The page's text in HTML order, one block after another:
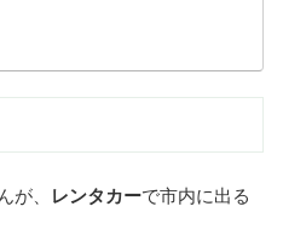
が、 レンタカーで市内に出る